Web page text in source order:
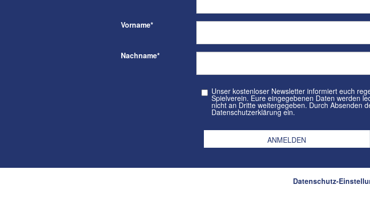
Vorname*
Nachname*
Unser kostenloser Newsletter informiert euch regelmäßig per E-Mail über Neuigkeiten rund um euren
Spielverein. Eure eingegebenen Daten werden lediglich zur Personalisierung des Newsletters verwendet und
nicht an Dritte weitergegeben. Durch Absenden der von Ihnen eingegebenen Daten
Datenschutzerklärung ein.
Datenschutz-